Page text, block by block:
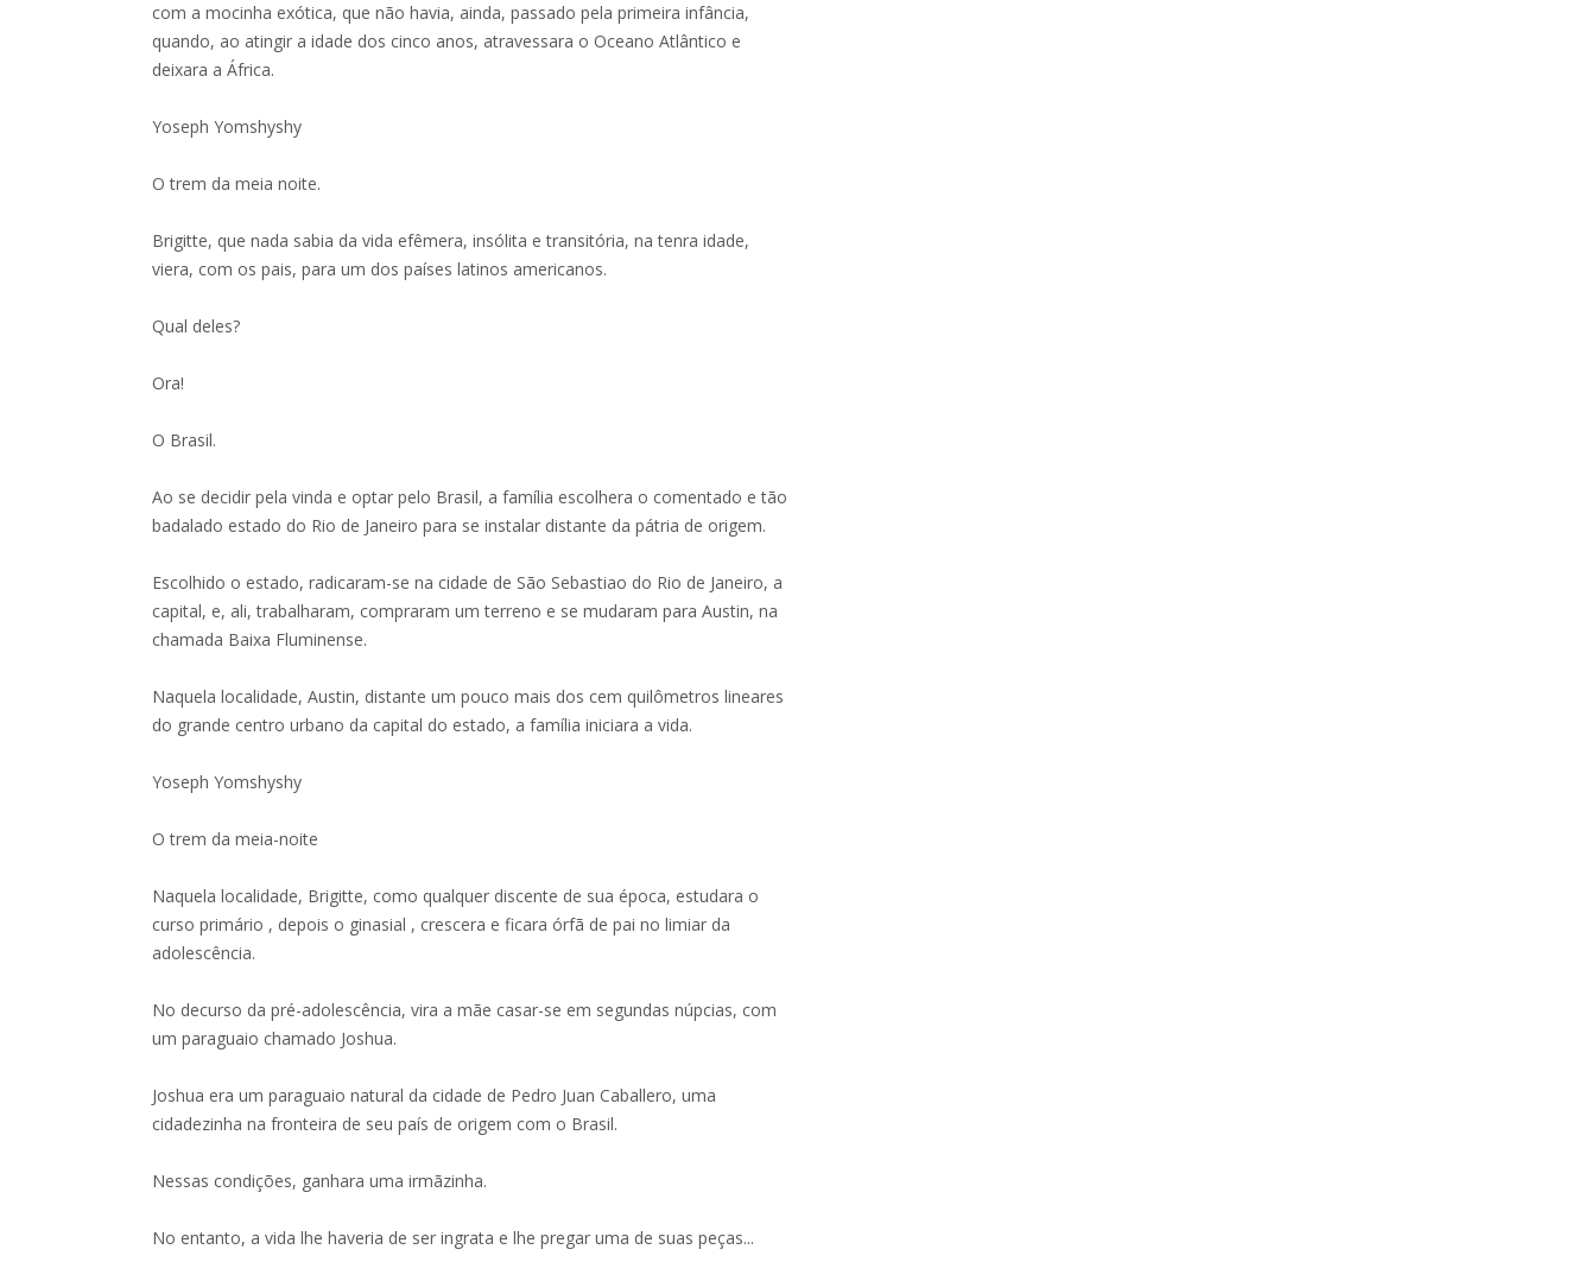
com a mocinha exótica, que não havia, ainda, passado pela primeira infância,
quando, ao atingir a idade dos cinco anos, atravessara o Oceano Atlântico e
deixara a África.
Yoseph Yomshyshy
O trem da meia noite.
Brigitte, que nada sabia da vida efêmera, insólita e transitória, na tenra idade,
viera, com os pais, para um dos países latinos americanos.
Qual deles?
Ora!
O Brasil.
Ao se decidir pela vinda e optar pelo Brasil, a família escolhera o comentado e tão
badalado estado do Rio de Janeiro para se instalar distante da pátria de origem.
Escolhido o estado, radicaram-se na cidade de São Sebastiao do Rio de Janeiro, a
capital, e, ali, trabalharam, compraram um terreno e se mudaram para Austin, na
chamada Baixa Fluminense.
Naquela localidade, Austin, distante um pouco mais dos cem quilômetros lineares
do grande centro urbano da capital do estado, a família iniciara a vida.
Yoseph Yomshyshy
O trem da meia-noite
Naquela localidade, Brigitte, como qualquer discente de sua época, estudara o
curso primário , depois o ginasial , crescera e ficara órfã de pai no limiar da
adolescência.
No decurso da pré-adolescência, vira a mãe casar-se em segundas núpcias, com
um paraguaio chamado Joshua.
Joshua era um paraguaio natural da cidade de Pedro Juan Caballero, uma
cidadezinha na fronteira de seu país de origem com o Brasil.
Nessas condições, ganhara uma irmãzinha.
No entanto, a vida lhe haveria de ser ingrata e lhe pregar uma de suas peças...